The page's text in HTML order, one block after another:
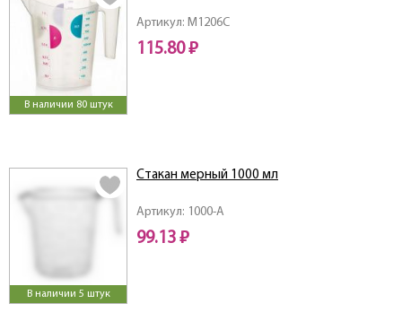
В наличии 80 штук
Артикул: M1206C
115.80 ₽
В наличии 5 штук
Артикул: 1000-A
Стакан мерный 1000 мл
99.13 ₽